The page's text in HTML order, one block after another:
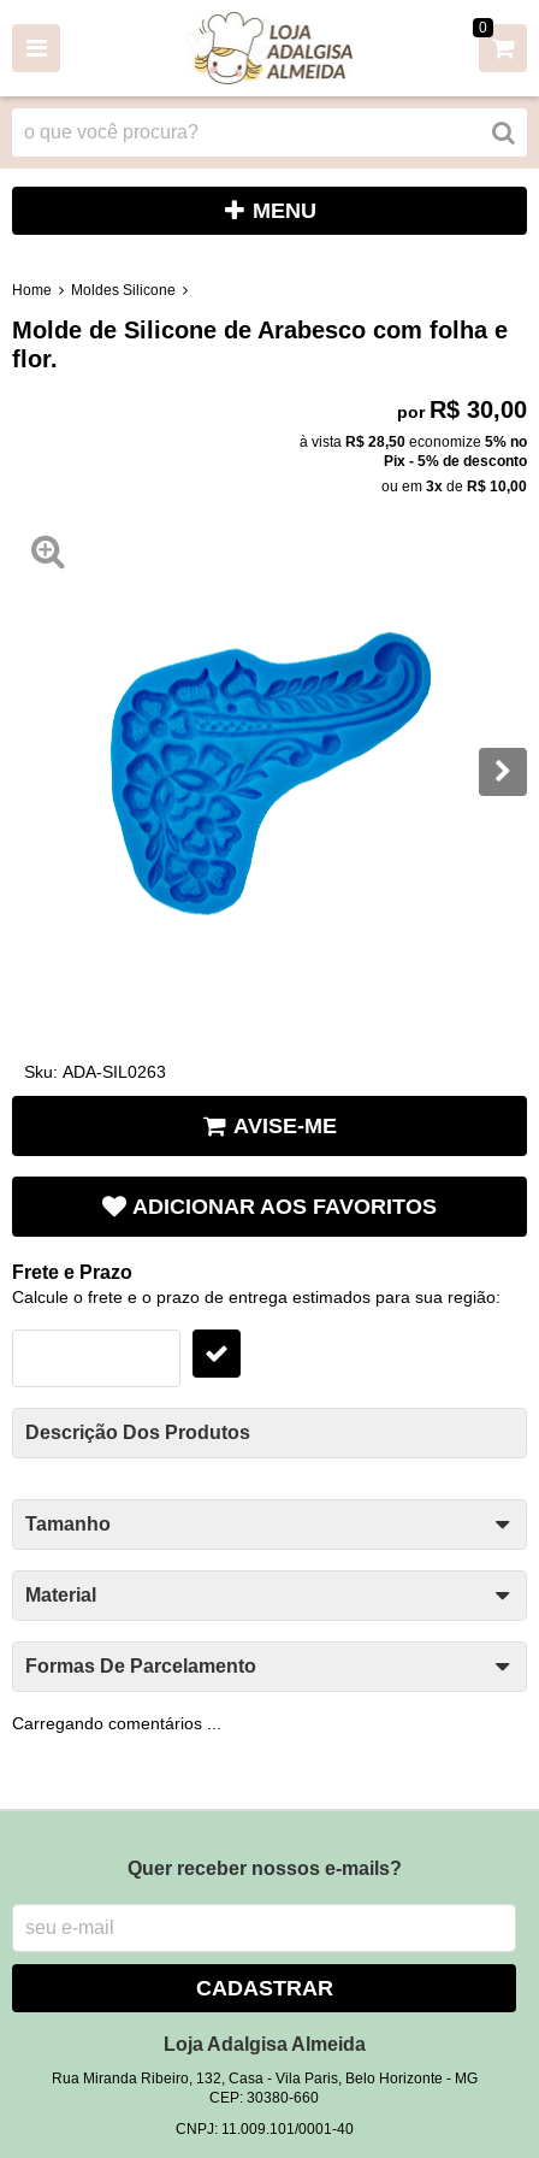
0
MENU
Home Moldes Silicone
Molde de Silicone de Arabesco com folha e
flor.
por R$ 30,00
à vista R$ 28,50 economize 5% no
Pix - 5% de desconto
ou em 3x de R$ 10,00
Sku: ADA-SIL0263
AVISE-ME
ADICIONAR AOS FAVORITOS
Frete e Prazo
Calcule o frete e o prazo de entrega estimados para sua região:
Descrição Dos Produtos
Tamanho
Material
Formas De Parcelamento
Carregando comentários ...
Quer receber nossos e-mails?
CADASTRAR
Loja Adalgisa Almeida
Rua Miranda Ribeiro, 132, Casa- Vila Paris, Belo Horizonte - MG
CEP: 30380-660
CNPJ: 11.009.101/0001-40